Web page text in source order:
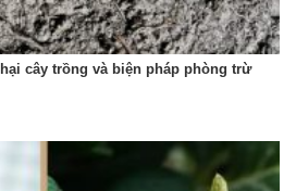
cây trồng và biện pháp phòng trừ